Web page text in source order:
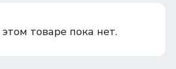
товаре пока нет.